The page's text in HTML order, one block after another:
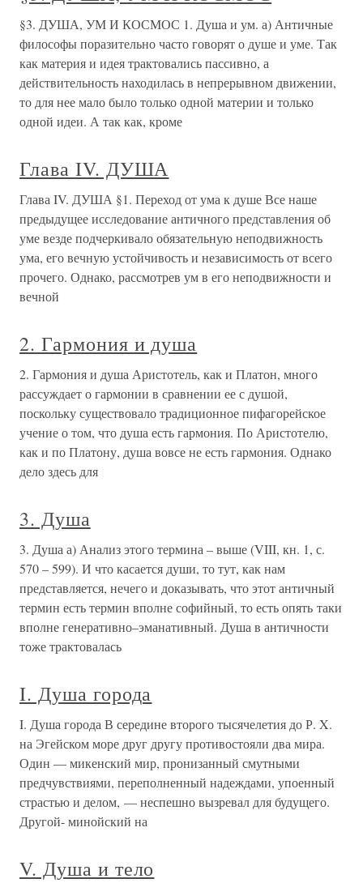
§3. ДУША, УМ И КОСМОС 1. Душа и ум. а) Античные
философы поразительно часто говорят о душе и уме. Так
как материя и идея трактовались пассивно, а
действительность находилась в непрерывном движении,
то для нее мало было только одной материи и только
одной идеи. А так как, кроме
Глава IV. ДУША
Глава IV. ДУША §1. Переход от ума к душе Все наше
предыдущее исследование античного представления об
уме везде подчеркивало обязательную неподвижность
ума, его вечную устойчивость и независимость от всего
прочего. Однако, рассмотрев ум в его неподвижности и
вечной
2. Гармония и душа
2. Гармония и душа Аристотель, как и Платон, много
рассуждает о гармонии в сравнении ее с душой,
поскольку существовало традиционное пифагорейское
учение о том, что душа есть гармония. По Аристотелю,
как и по Платону, душа вовсе не есть гармония. Однако
дело здесь для
3. Душа
3. Душа а) Анализ этого термина – выше (VIII, кн. 1, с.
570 – 599). И что касается души, то тут, как нам
представляется, нечего и доказывать, что этот античный
термин есть термин вполне софийный, то есть опять таки
вполне генеративно–эманативный. Душа в античности
тоже трактовалась
I. Душа города
I. Душа города В середине второго тысячелетия до Р. X.
на Эгейском море друг другу противостояли два мира.
Один — микенский мир, пронизанный смутными
предчувствиями, переполненный надеждами, упоенный
страстью и делом, — неспешно вызревал для будущего.
Другой- минойский на
V. Душа и тело